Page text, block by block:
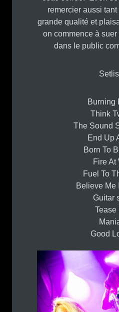
remercier aussi
grande qualité et
on commence à
dans le public
Burning
Think
The Sound
End Up
Born To
Fire At
Fuel To
Believe Me
Guitar
Tease
Good